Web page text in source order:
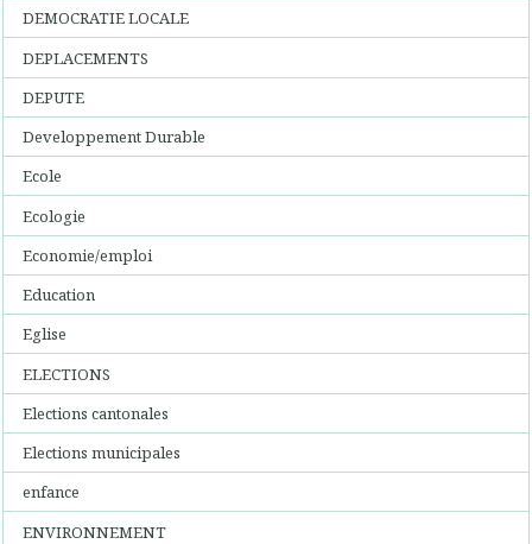
DEMOCRATIE LOCALE
DEPLACEMENTS
DEPUTE
Developpement Durable
Ecole
Ecologie
Economie/emploi
Education
Eglise
ELECTIONS
Elections cantonales
Elections municipales
enfance
ENVIRONNEMENT